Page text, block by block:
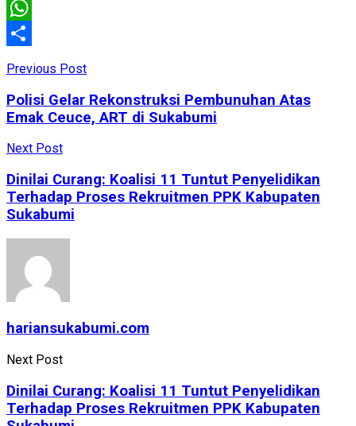
Email
WhatsApp
Previous Post
Polisi Gelar Rekonstruksi Pembunuhan Atas
Emak Ceuce, ART di Sukabumi
Next Post
Dinilai Curang: Koalisi 11 Tuntut Penyelidikan
Terhadap Proses Rekruitmen PPK Kabupaten
Sukabumi
hariansukabumi.com
Next Post
Dinilai Curang: Koalisi 11 Tuntut Penyelidikan
Terhadap Proses Rekruitmen PPK Kabupaten